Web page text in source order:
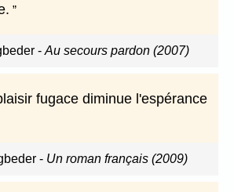
- Au secours pardon (2007)
fugace diminue l'espérance
- Un roman français (2009)